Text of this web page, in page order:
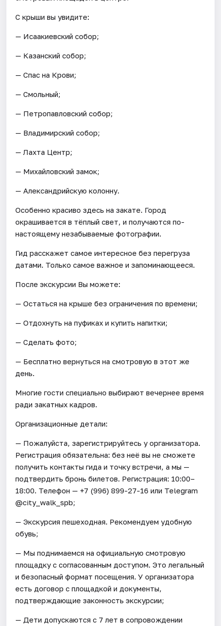
С крыши вы увидите:
— Исаакиевский собор;
— Казанский собор;
— Спас на Крови;
— Смольный;
— Петропавловский собор;
— Владимирский собор;
— Лахта Центр;
— Михайловский замок;
— Александрийскую колонну.
Особенно красиво здесь на закате. Город
окрашивается в тёплый свет, и получаются по-
настоящему незабываемые фотографии.
Гид расскажет самое интересное без перегруза
датами. Только самое важное и запоминающееся.
После экскурсии Вы можете:
— Остаться на крыше без ограничения по времени;
— Отдохнуть на пуфиках и купить напитки;
— Сделать фото;
— Бесплатно вернуться на смотровую в этот же
день.
Многие гости специально выбирают вечернее время
ради закатных кадров.
Организационные детали:
— Пожалуйста, зарегистрируйтесь у организатора.
Регистрация обязательна: без неё вы не сможете
получить контакты гида и точку встречи, а мы —
подтвердить бронь билетов. Регистрация: 10:00–
18:00. Телефон — +7 (996) 899-27-16 или Telegram
@city_walk_spb;
— Экскурсия пешеходная. Рекомендуем удобную
обувь;
— Мы поднимаемся на официальную смотровую
площадку с согласованным доступом. Это легальный
и безопасный формат посещения. У организатора
есть договор с площадкой и документы,
подтверждающие законность экскурсии;
— Дети допускаются с 7 лет в сопровождении